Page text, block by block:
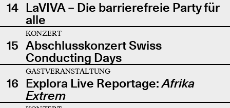
14 LaVIVA – Die barrierefreie Party für
alle
15
KONZERT
Abschlusskonzert Swiss
Conducting Days
16
GASTVERANSTALTUNG
Explora Live Reportage:Afrika
Extrem